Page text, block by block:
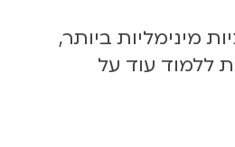
מינימליות ביותר,
ללמוד עוד על